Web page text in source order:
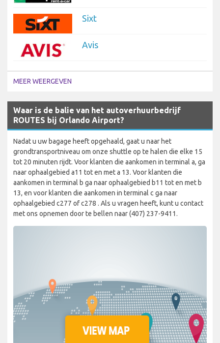
Sixt
Avis
MEER WEERGEVEN
Waar is de balie van het autoverhuurbedrijf
ROUTES bij Orlando Airport?
Nadat u uw bagage heeft opgehaald, gaat u naar het
grondtransportniveau om onze shuttle op te halen die elke 15
tot 20 minuten rijdt. Voor klanten die aankomen in terminal a, ga
naar ophaalgebied a11 tot en met a 13. Voor klanten die
aankomen in terminal b ga naar ophaalgebied b11 tot en met b
13, en voor klanten die aankomen in terminal c ga naar
ophaalgebied c277 of c278 . Als u vragen heeft, kunt u contact
met ons opnemen door te bellen naar (407) 237-9411.